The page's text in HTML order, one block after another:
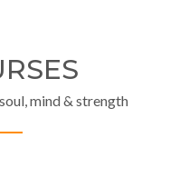
mind & strength